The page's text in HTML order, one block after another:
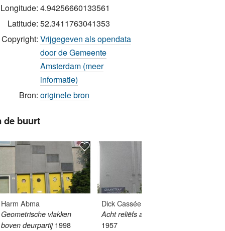
Longitude: 4.94256660133561
Latitude: 52.3411763041353
Copyright: Vrijgegeven als opendata
door de Gemeente
Amsterdam (meer
informatie)
Bron: originele bron
de buurt
Harm Abma
Geometrische vlakken
boven deurpartij 1998
Dick Cassée
Acht reliëfs aan blokeinden
1957